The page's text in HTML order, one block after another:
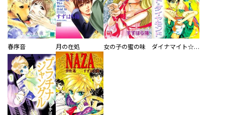
春序音 月の在処 女の子の蜜の味 ダイナマイト☆ダイヤモンド